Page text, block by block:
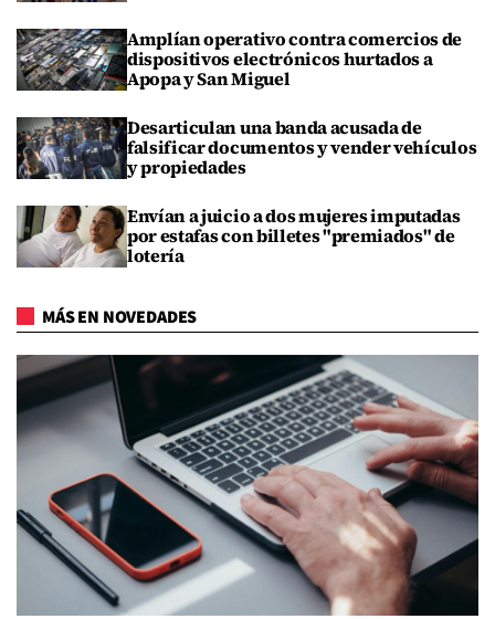
Amplían operativo contra comercios de
dispositivos electrónicos hurtados a
Apopa y San Miguel
Desarticulan una banda acusada de
falsificar documentos y vender vehículos
y propiedades
Envían a juicio a dos mujeres imputadas
por estafas con billetes "premiados" de
lotería
MÁS EN NOVEDADES